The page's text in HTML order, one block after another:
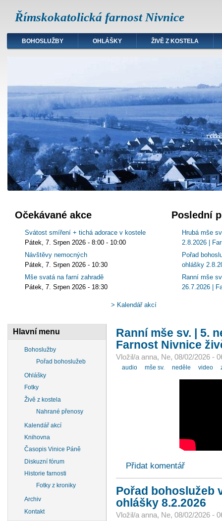
Římskokatolická farnost Nivnice
BOHOSLUŽBY OHLÁŠKY ŽIVĚ Z KOSTELA
Očekávané akce
Svátost smíření + tichá adorace v kostele
Pátek, 7. Srpen 2026 -8:00 - 10:00
Návštěvy nemocných
Pátek, 7. Srpen 2026 - 10:30
Mše svatá na farní zahradě
Pátek, 7. Srpen 2026 - 18:30
> Kalendář akcí
Poslední
Hrubá mše
2.8.2026 |
Pořad
ohlášky
Ranní mše
26.7.2026 |
Hlavní menu
Bohoslužby
Pořad bohoslužeb
Ohlášky
Fotky
Živě z kostela
Nahrané přenosy
Kalendář akcí
Knihovna
Časopis Vinice Páně
Diskuzní fórum
Historie farnosti
Fotky z kroniky
Archiv
Kontakt
Ranní mše sv. | 5.
Farnost Nivnice
Vložil/a anna, Ne, 08/02/2026 -
audio mše sv. neděle video
Přidat komentář
Pořad bohoslužeb
ohlášky 8.2.2026
Vložil/a anna, Ne, 08/02/2026 -